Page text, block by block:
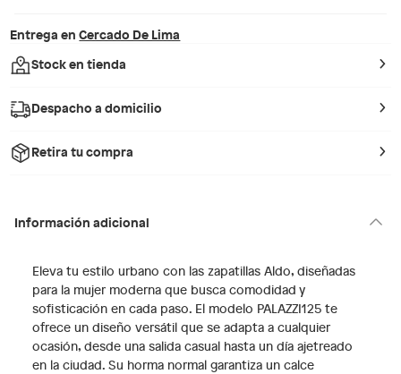
Entrega en Cercado De Lima
Stock en tienda
Despacho a domicilio
Retira tu compra
Información adicional
Eleva tu estilo urbano con las zapatillas Aldo, diseñadas
para la mujer moderna que busca comodidad y
sofisticación en cada paso. El modelo PALAZZI125 te
ofrece un diseño versátil que se adapta a cualquier
ocasión, desde una salida casual hasta un día ajetreado
en la ciudad. Su horma normal garantiza un calce